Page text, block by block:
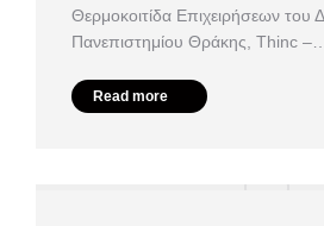
Θερμοκοιτίδα Επιχειρήσεων του
Πανεπιστημίου Θράκης, Thinc –…
Read more